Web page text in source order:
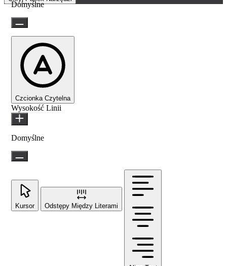
Domyślne
Czcionka Czytelna
Wysokość Linii
Domyślne
Kursor Odstępy Między Literami